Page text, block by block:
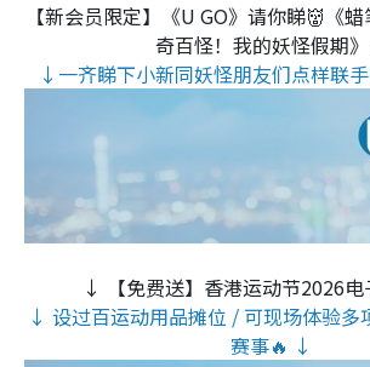
【新会员限定】《U GO》请你睇👹《
奇百怪！我的妖怪假期》
↓一齐睇下小新同妖怪朋友们点样联
↓ 【免费送】香港运动节2026
↓ 设过百运动用品摊位 / 可现场体验多
赛事🔥 ↓